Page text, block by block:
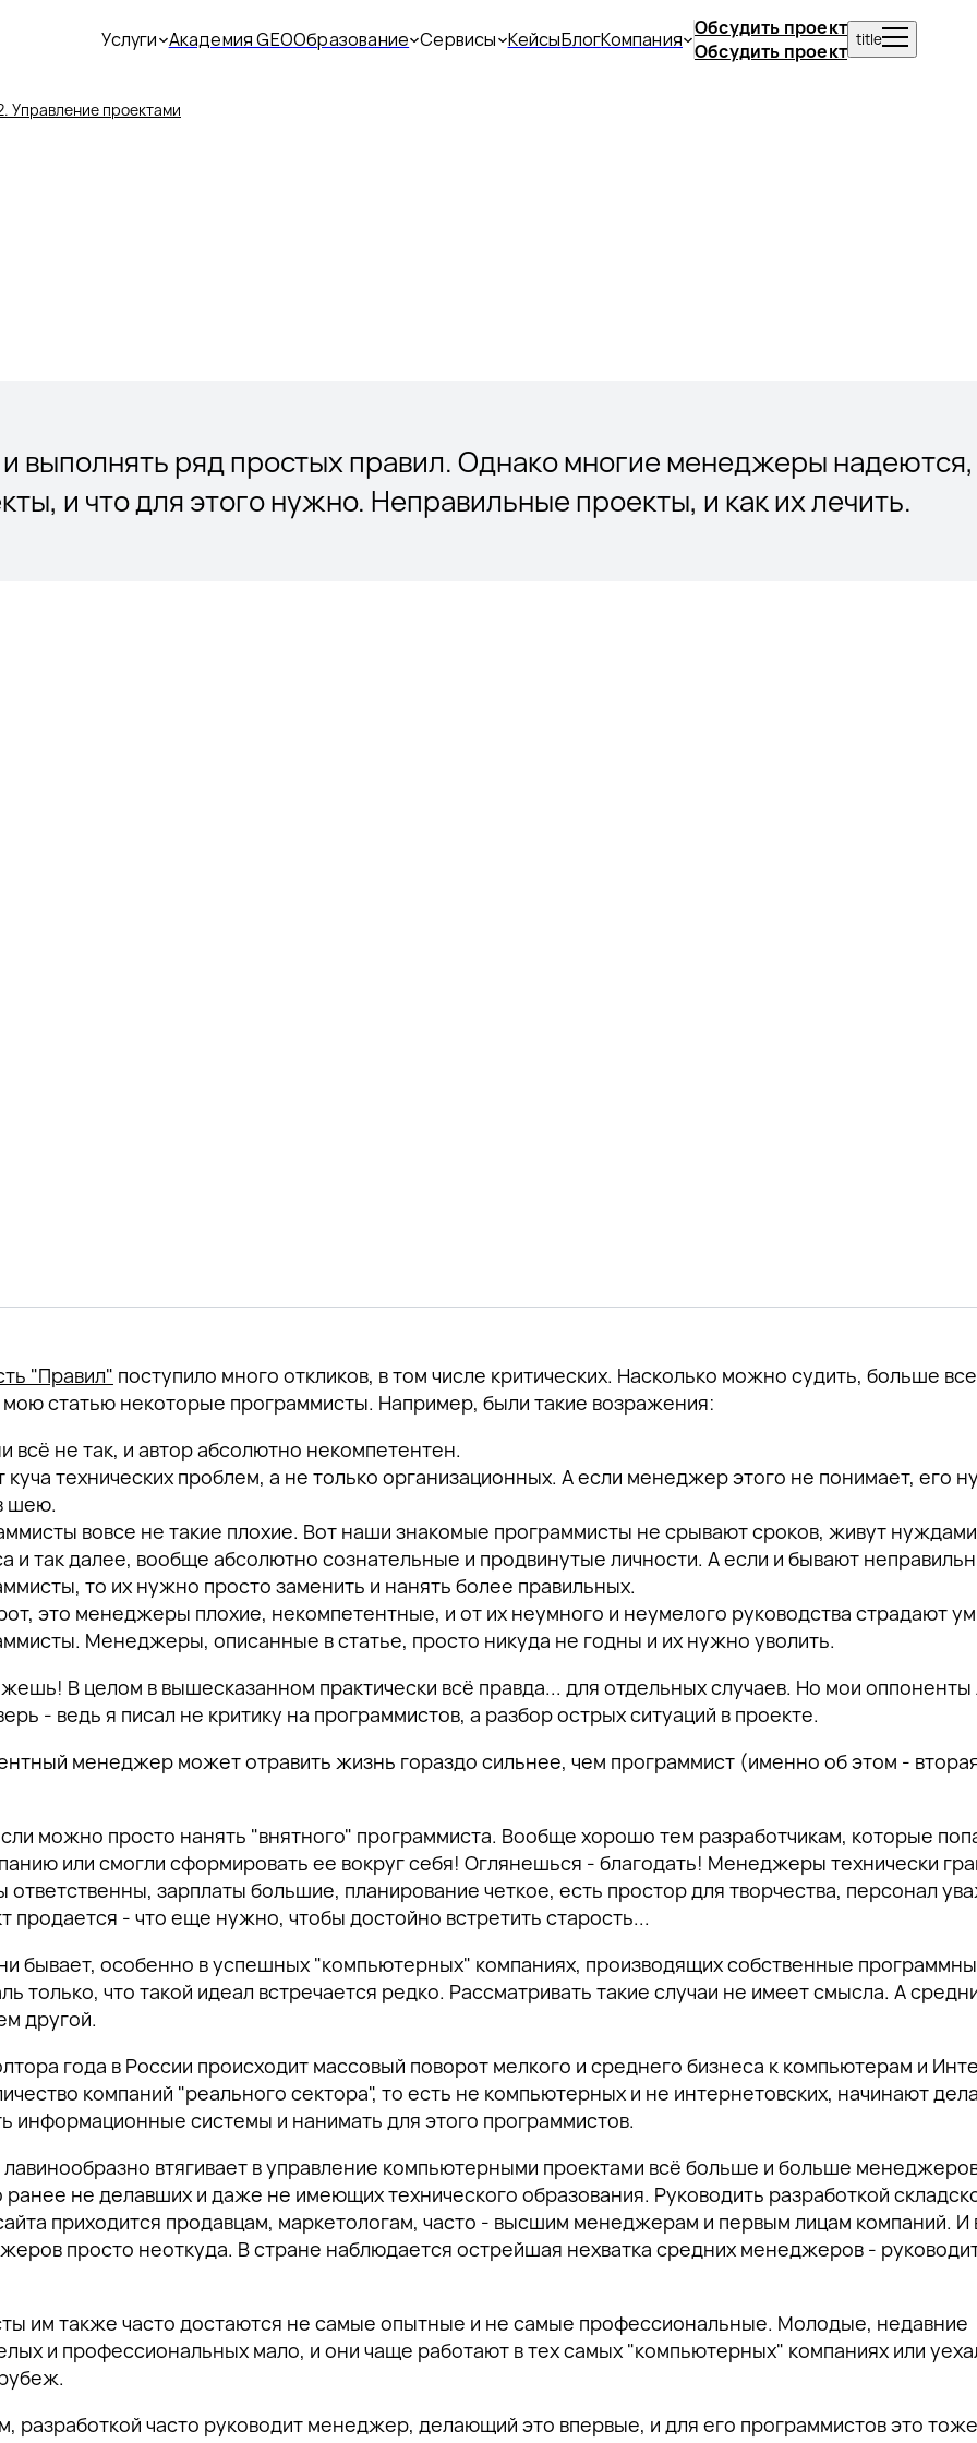
Услуги Академия GEOОбразование Сервисы КейсыБлогКомпания Обсудить проект
Обсудить проект title
Управление проектами
выполнять ряд простых правил. Однако многие менеджеры надеются,
и что для этого нужно. Неправильные проекты, и как их лечить.
"Правил" поступило много откликов, в том числе критических. Насколько можно судить, больше
статью некоторые программисты. Например, были такие возражения:
всё не так, и автор абсолютно некомпетентен.
куча технических проблем, а не только организационных. А если менеджер этого не понимает, его
шею.
вовсе не такие плохие. Вот наши знакомые программисты не срывают сроков, живут нуждами
и так далее, вообще абсолютно сознательные и продвинутые личности. А если и бывают
то их нужно просто заменить и нанять более правильных.
это менеджеры плохие, некомпетентные, и от их неумного и неумелого руководства страдают
Менеджеры, описанные в статье, просто никуда не годны и их нужно уволить.
В целом в вышесказанном практически всё правда... для отдельных случаев. Но мои оппоненты
- ведь я писал не критику на программистов, а разбор острых ситуаций в проекте.
менеджер может отравить жизнь гораздо сильнее, чем программист (именно об этом -
можно просто нанять "внятного" программиста. Вообще хорошо тем разработчикам, которые
или смогли сформировать ее вокруг себя! Оглянешься - благодать! Менеджеры технически
ответственны, зарплаты большие, планирование четкое, есть простор для творчества, персонал
продается - что еще нужно, чтобы достойно встретить старость...
бывает, особенно в успешных "компьютерных" компаниях, производящих собственные
только, что такой идеал встречается редко. Рассматривать такие случаи не имеет смысла. А
другой.
года в России происходит массовый поворот мелкого и среднего бизнеса к компьютерам и
компаний "реального сектора", то есть не компьютерных и не интернетовских, начинают
информационные системы и нанимать для этого программистов.
втягивает в управление компьютерными проектами всё больше и больше
ранее не делавших и даже не имеющих технического образования. Руководить разработкой
приходится продавцам, маркетологам, часто - высшим менеджерам и первым лицам компаний. И
просто неоткуда. В стране наблюдается острейшая нехватка средних менеджеров -
им также часто достаются не самые опытные и не самые профессиональные. Молодые, недавние
и профессиональных мало, и они чаще работают в тех самых "компьютерных" компаниях или
разработкой часто руководит менеджер, делающий это впервые, и для его программистов это
Наш специалист свяжется с вами в ближайшее время.
продвижении бизнеса в поисковом пространстве, а также приглашения на
тематические мероприятия.